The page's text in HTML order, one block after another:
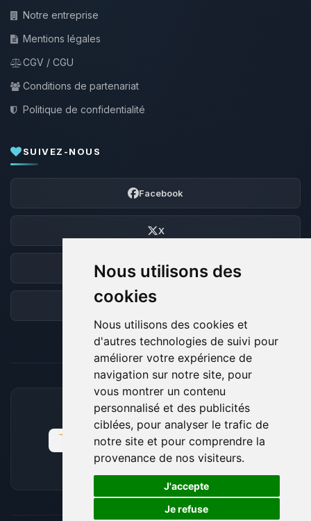
Nous utilisons des
cookies
Nous utilisons des cookies et
d'autres technologies de suivi pour
améliorer votre expérience de
navigation sur notre site, pour
vous montrer un contenu
personnalisé et des publicités
ciblées, pour analyser le trafic de
notre site et pour comprendre la
provenance de nos visiteurs.
J'accepte
Je refuse
Notre entreprise
Mentions légales
CGV / CGU
Conditions de partenariat
Politique de confidentialité
SUIVEZ-NOUS
Facebook
X
Discord
Forum
MOYENS DE PAIEMENT ACCEPTÉS
🍪